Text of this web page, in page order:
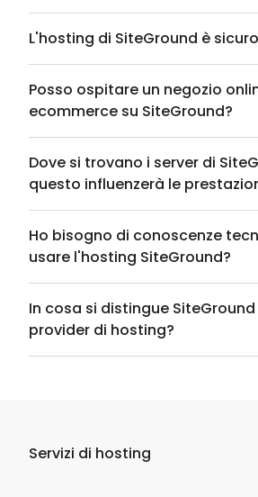
L'hosting di SiteGround è
Posso ospitare un negozio
ecommerce su SiteGround?
Dove si trovano i server di
questo influenzerà le
Ho bisogno di conoscenze
usare l'hosting SiteGround?
In cosa si distingue
provider di hosting?
Servizi di hosting